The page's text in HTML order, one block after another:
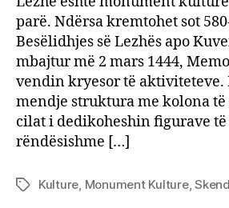
parë. Ndërsa kremtohet sot
Besëlidhjes së Lezhës apo
mbajtur më 2 mars 1444,
vendin kryesor të aktiviteteve.
mendje struktura me kolona
cilat i dedikoheshin figurave të
rëndësishme […]
TagsKulture, Monument Kulture,